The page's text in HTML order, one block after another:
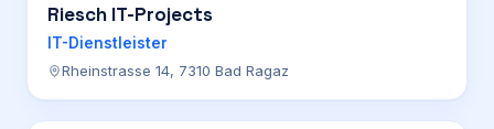
Riesch IT-Projects
IT-Dienstleister
Rheinstrasse 14, 7310 Bad Ragaz